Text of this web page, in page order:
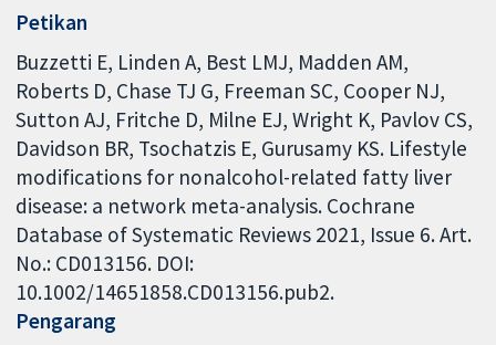
Petikan
Buzzetti E, Linden A, Best LMJ, Madden AM,
Roberts D, Chase TJ G, Freeman SC, Cooper NJ,
Sutton AJ, Fritche D, Milne EJ, Wright K, Pavlov CS,
Davidson BR, Tsochatzis E, Gurusamy KS. Lifestyle
modifications for nonalcohol-related fatty liver
disease: a network meta-analysis. Cochrane
Database of Systematic Reviews 2021, Issue 6. Art.
No.: CD013156. DOI:
10.1002/14651858.CD013156.pub2.
Pengarang